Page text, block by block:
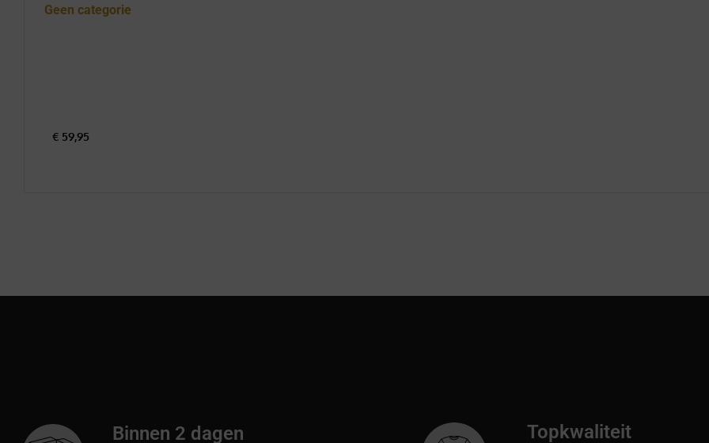
Geen categorie
€ 59,95
Binnen 2 dagen
Topkwaliteit